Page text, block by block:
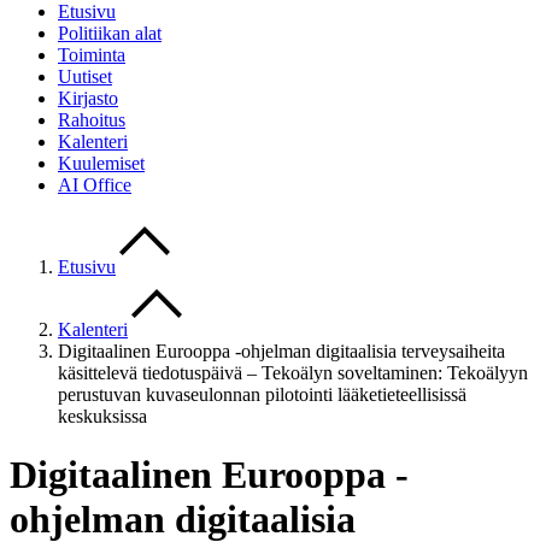
Etusivu
Politiikan alat
Toiminta
Uutiset
Kirjasto
Rahoitus
Kalenteri
Kuulemiset
AI Office
Etusivu
Kalenteri
Digitaalinen Eurooppa -ohjelman digitaalisia terveysaiheita
käsittelevä tiedotuspäivä – Tekoälyn soveltaminen: Tekoälyyn
perustuvan kuvaseulonnan pilotointi lääketieteellisissä
keskuksissa
Digitaalinen Eurooppa -
ohjelman digitaalisia